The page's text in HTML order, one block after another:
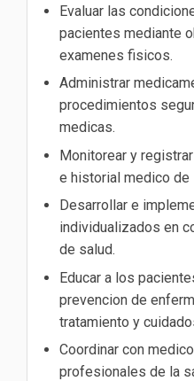
Evaluar las
pacientes mediante
examenes fisicos.
Administrar
procedimientos
medicas.
Monitorear y
e historial medico de
Desarrollar e
individualizados en
de salud.
Educar a los
prevencion de
tratamiento y
Coordinar con
profesionales de la